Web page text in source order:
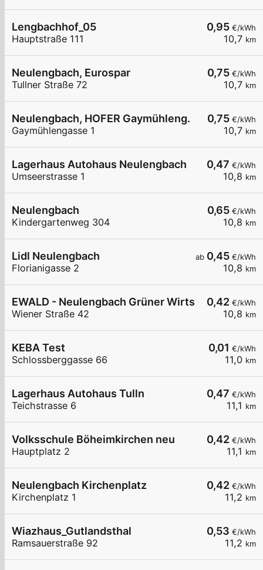
0,95 €/kWh
10,7 km
Lengbachhof_05
Hauptstraße 111
0,75 €/kWh
10,7 km
Neulengbach, Eurospar
Tullner Straße 72
0,75 €/kWh
10,7 km
Neulengbach, HOFER Gaymühleng.
Gaymühlengasse 1
0,47 €/kWh
10,8 km
Lagerhaus Autohaus Neulengbach
Umseerstrasse 1
0,65 €/kWh
10,8 km
Neulengbach
Kindergartenweg 304
ab 0,45 €/kWh
10,8 km
Lidl Neulengbach
Florianigasse 2
0,42 €/kWh
10,8 km
EWALD - Neulengbach Grüner
Wiener Straße 42
0,01 €/kWh
11,0 km
KEBA Test
Schlossberggasse 66
0,47 €/kWh
11,1 km
Lagerhaus Autohaus Tulln
Teichstrasse 6
0,42 €/kWh
11,1 km
Volksschule Böheimkirchen neu
Hauptplatz 2
0,42 €/kWh
11,2 km
Neulengbach Kirchenplatz
Kirchenplatz 1
0,53 €/kWh
11,2 km
Wiazhaus_Gutlandsthal
Ramsauerstraße 92